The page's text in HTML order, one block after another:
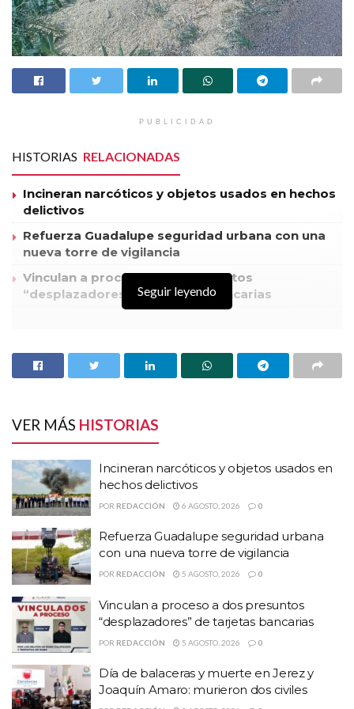
Además de la calle Telégrafos, ⁠Solidaridad, Valles, ⁠Lomas de
Villa, 5 de mayo, Tránsito pesado, Alameda, Lomas del convento,
Lomas del patrocinio, Bañuelos, Viboritas, Campo de los moros,
Revolución Mexicana, Orquídeas, Villa Fontana, Zóquite y
Arboledas
Finalmente cabe señalar que las cuadrillas de bacheo continúan
con trabajos atendiendo reportes en Avenida García Salinas,
además de una brigada en la comunidad de San Jerónimo.
Temas: Lo Mas Destacado
PUBLICIDAD
HISTORIAS RELACIONADAS
Incineran narcóticos y objetos usados en hechos
delictivos
Refuerza Guadalupe seguridad urbana con una
nueva torre de vigilancia
Vinculan a proceso a dos presuntos
“desplazadores” de tarjetas bancarias
desactivaron y aseguraron 233 kilogramos de material
explosivo, en la comunidad de Zacatequillas,en Aguascalientes,
Seguir leyendo
VER MÁS HISTORIAS
Incineran narcóticos y objetos usados en
hechos delictivos
POR REDACCIÓN 6 AGOSTO, 2026 0
Refuerza Guadalupe seguridad urbana
con una nueva torre de vigilancia
POR REDACCIÓN 5 AGOSTO, 2026 0
Vinculan a proceso a dos presuntos
“desplazadores” de tarjetas bancarias
POR REDACCIÓN 5 AGOSTO, 2026 0
Día de balaceras y muerte en Jerez y
Joaquín Amaro: murieron dos civiles